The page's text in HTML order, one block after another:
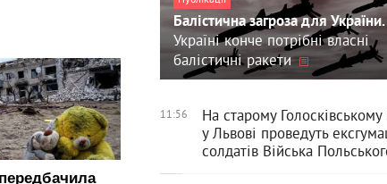
Балістична загроза для України.
Україні конче потрібні власні
балістичні ракети
11:56
На старому Голосківському
у Львові проведуть
солдатів Війська